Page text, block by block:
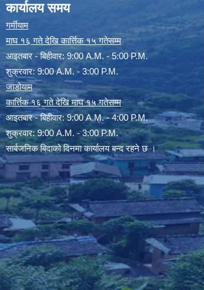
कार्यालय समय
गर्मीयाम
माघ १६ गते देखि कार्त्तिक १५ गतेसम्म
आइतबार - बिहीवार: 9:00 A.M. - 5:00 P.M.
शुक्रवार: 9:00 A.M. - 3:00 P.M.
जाडोयाम
कार्त्तिक १६ गते देखि माघ १५ गतेसम्म
आइतबार - बिहीवार: 9:00 A.M. - 4:00 P.M.
शुक्रवार: 9:00 A.M. - 3:00 P.M.
सार्बजनिक बिदाको दिनमा कार्यालय बन्द रहने छ ।